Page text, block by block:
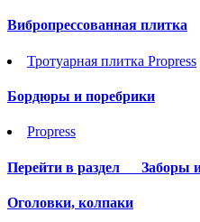
Вибропрессованная плитка
Тротуарная плитка Propress
Бордюры и поребрики
Propress
Перейти в раздел Заборы
Оголовки, колпаки